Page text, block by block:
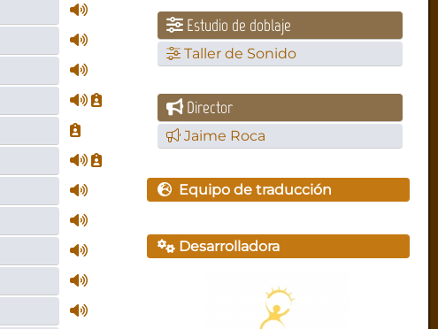
Estudio de doblaje
Taller de Sonido
Director
Jaime Roca
Equipo de traducción
Desarrolladora